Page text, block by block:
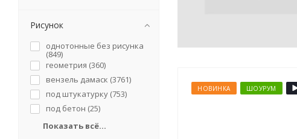
НОВИНКА ШОУРУМ
Рисунок
однотонные без рисунка
(849)
геометрия (360)
вензель дамаск (3761)
под штукатурку (753)
под бетон (25)
Показать всё...